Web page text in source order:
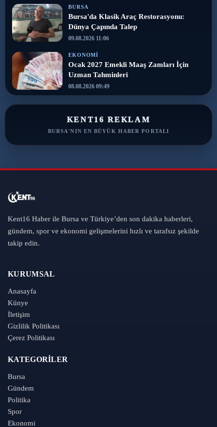
BURSA
Bursa'da Klasik Araç Restorasyonu:
Dünya Çapında Talep
09.08.2026 11:06
EKONOMI
Ocak 2027 Emekli Maaş Zamları İçin
Uzman Tahminleri
08.08.2026 09:49
KENT16 REKLAM
BURSA'NIN EN BÜYÜK HABER PORTALI
Kent16 Haber ile Bursa ve Türkiye’den son dakika haberleri,
gündem, spor ve ekonomi gelişmelerini hızlı ve tarafsız şekilde
takip edin.
KURUMSAL
Anasayfa
Künye
İletişim
Gizlilik Politikası
Çerez Politikası
KATEGORILER
Bursa
Gündem
Politika
Spor
Ekonomi